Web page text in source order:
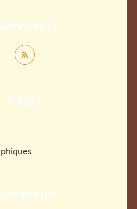
Pages
moi